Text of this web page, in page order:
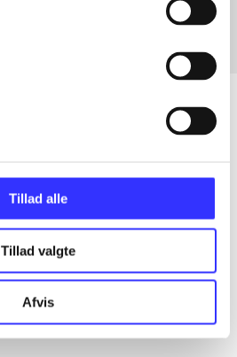
Tillad alle
Tillad valgte
Afvis